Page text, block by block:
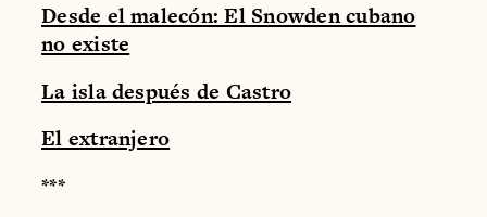
Desde el malecón: El Snowden cubano
no existe
La isla después de Castro
El extranjero
***